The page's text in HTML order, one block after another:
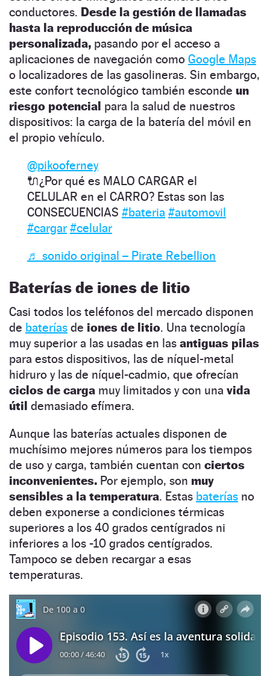
conductores. Desde la gestión de llamadas
hasta la reproducción de música
personalizada, pasando por el acceso a
aplicaciones de navegación como Google Maps
o localizadores de las gasolineras. Sin embargo,
este confort tecnológico también esconde un
riesgo potencial para la salud de nuestros
dispositivos: la carga de la batería del móvil en
el propio vehículo.
@pikooferney
🔌¿Por qué es MALO CARGAR el
CELULAR en el CARRO? Estas son las
CONSECUENCIAS #bateria #automovil
#cargar #celular
♬ sonido original – Pirate Rebellion
Baterías de iones de litio
Casi todos los teléfonos del mercado disponen
de baterías de iones de litio. Una tecnología
muy superior a las usadas en las antiguas pilas
para estos dispositivos, las de níquel-metal
hidruro y las de níquel-cadmio, que ofrecían
ciclos de carga muy limitados y con una vida
útil demasiado efímera.
Aunque las baterías actuales disponen de
muchísimo mejores números para los tiempos
de uso y carga, también cuentan con ciertos
inconvenientes. Por ejemplo, son muy
sensibles a la temperatura. Estas baterías no
deben exponerse a condiciones térmicas
superiores a los 40 grados centígrados ni
inferiores a los -10 grados centígrados.
Tampoco se deben recargar a esas
temperaturas.